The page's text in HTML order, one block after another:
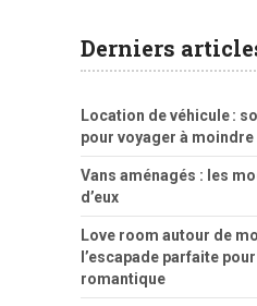
Derniers
Location de véhicule :
pour voyager à
Vans aménagés : les
d’eux
Love room autour de
l’escapade parfaite
romantique